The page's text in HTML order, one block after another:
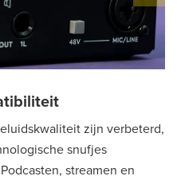
zijn verbeterd,
snufjes
streamen en